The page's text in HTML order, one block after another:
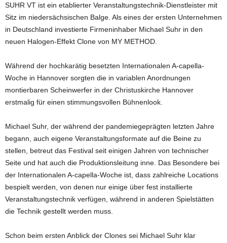
SUHR VT ist ein etablierter Veranstaltungstechnik-Dienstleister mit
Sitz im niedersächsischen Balge. Als eines der ersten Unternehmen
in Deutschland investierte Firmeninhaber Michael Suhr in den
neuen Halogen-Effekt Clone von MY METHOD.
Während der hochkarätig besetzten Internationalen A-capella-
Woche in Hannover sorgten die in variablen Anordnungen
montierbaren Scheinwerfer in der Christuskirche Hannover
erstmalig für einen stimmungsvollen Bühnenlook.
Michael Suhr, der während der pandemiegeprägten letzten Jahre
begann, auch eigene Veranstaltungsformate auf die Beine zu
stellen, betreut das Festival seit einigen Jahren von technischer
Seite und hat auch die Produktionsleitung inne. Das Besondere bei
der Internationalen A-capella-Woche ist, dass zahlreiche Locations
bespielt werden, von denen nur einige über fest installierte
Veranstaltungstechnik verfügen, während in anderen Spielstätten
die Technik gestellt werden muss.
Schon beim ersten Anblick der Clones sei Michael Suhr klar